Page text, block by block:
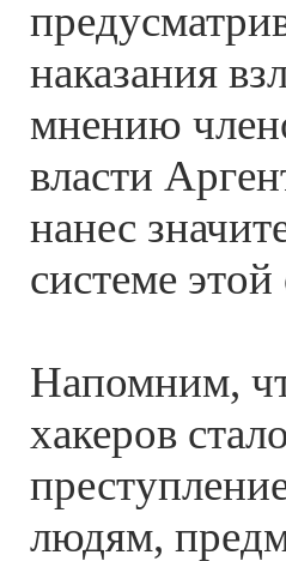
наказания
мнению
власти
нанес
системе
Напомним,
хакеров
людям,